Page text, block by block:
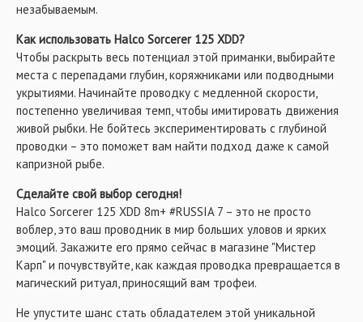
незабываемым.
Как использовать Halco Sorcerer 125 XDD?
Чтобы раскрыть весь потенциал этой приманки, выбирайте
места с перепадами глубин, коряжниками или подводными
укрытиями. Начинайте проводку с медленной скорости,
постепенно увеличивая темп, чтобы имитировать движения
живой рыбки. Не бойтесь экспериментировать с глубиной
проводки – это поможет вам найти подход даже к самой
капризной рыбе.
Сделайте свой выбор сегодня!
Halco Sorcerer 125 XDD 8m+ #RUSSIA 7 – это не просто
воблер, это ваш проводник в мир больших уловов и ярких
эмоций. Закажите его прямо сейчас в магазине "Мистер
Карп" и почувствуйте, как каждая проводка превращается в
магический ритуал, приносящий вам трофеи.
Не упустите шанс стать обладателем этой уникальной